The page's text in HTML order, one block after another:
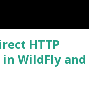
HTTP
WildFly and